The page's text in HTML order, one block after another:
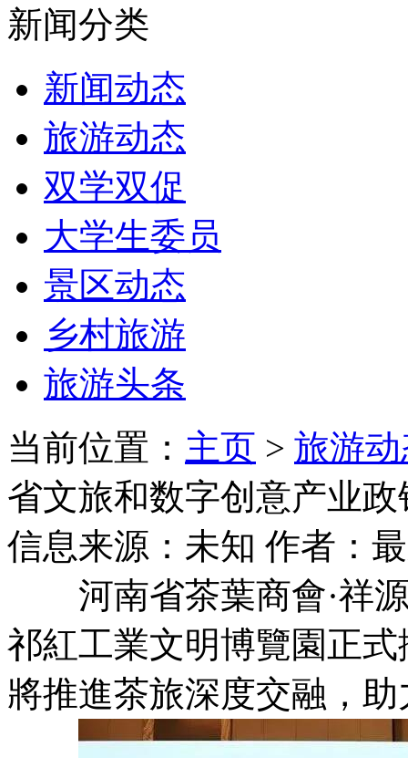
新闻分类
新闻动态
旅游动态
双学双促
大学生委员
景区动态
乡村旅游
旅游头条
当前位置： 主页 > 旅游
省文旅和数字创意产业
信息来源：未知 作者：
河南省茶葉商會·祥源
祁紅工業文明博覽園正
將推進茶旅深度交融，